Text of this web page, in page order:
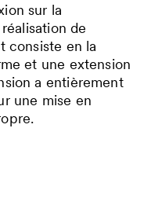
sur la
de
consiste en la
et une extension
a entièrement
une mise en